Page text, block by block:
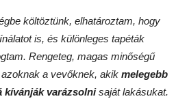
költöztünk, elhatároztam, hogy
is, és különleges tapéták
Rengeteg, magas minőségű
a vevőknek, akik melegebb
kívánják varázsolnisaját lakásukat.